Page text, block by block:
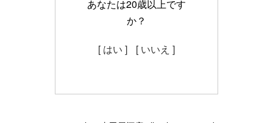
あなたは20歳以上です
か？
[ はい ] [ いいえ ]